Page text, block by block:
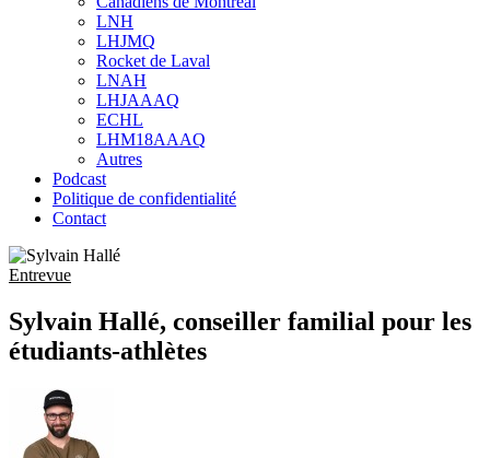
sub
menu
LNH
LHJMQ
Rocket de Laval
LNAH
LHJAAAQ
ECHL
LHM18AAAQ
Autres
Podcast
Politique de confidentialité
Contact
Entrevue
Sylvain Hallé, conseiller familial pour les
étudiants-athlètes